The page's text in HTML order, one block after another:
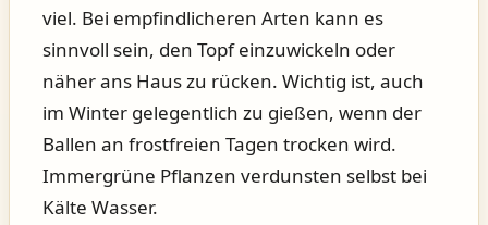
viel. Bei empfindlicheren Arten kann es
sinnvoll sein, den Topf einzuwickeln oder
näher ans Haus zu rücken. Wichtig ist, auch
im Winter gelegentlich zu gießen, wenn der
Ballen an frostfreien Tagen trocken wird.
Immergrüne Pflanzen verdunsten selbst bei
Kälte Wasser.